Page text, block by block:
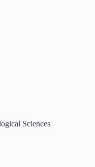
Sciences